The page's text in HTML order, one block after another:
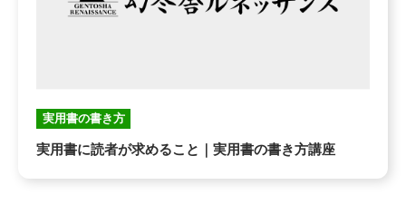
実用書の書き方
実用書に読者が求めること｜実用書の書き方講座